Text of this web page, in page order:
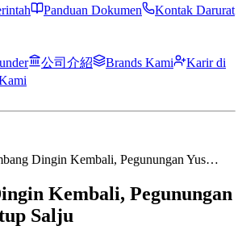
Panduan Dokumen
Kontak Darurat
公司介紹 Brands Kami
Karir di
Dingin Kembali, Pegunungan Yus…
Kembali, Pegunungan
Salju